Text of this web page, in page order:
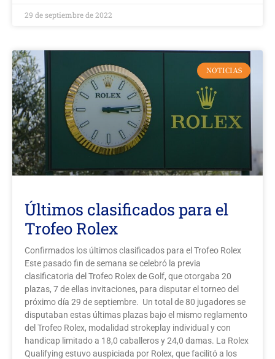
29 de septiembre de 2022
NOTICIAS
Últimos clasificados para el
Trofeo Rolex
Confirmados los últimos clasificados para el Trofeo Rolex
Este pasado fin de semana se celebró la previa
clasificatoria del Trofeo Rolex de Golf, que otorgaba 20
plazas, 7 de ellas invitaciones, para disputar el torneo del
próximo día 29 de septiembre. Un total de 80 jugadores se
disputaban estas últimas plazas bajo el mismo reglamento
del Trofeo Rolex, modalidad strokeplay individual y con
handicap limitado a 18,0 caballeros y 24,0 damas. La Rolex
Qualifying estuvo auspiciada por Rolex, que facilitó a los